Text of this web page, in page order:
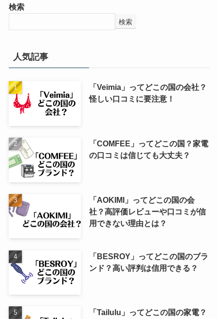
検索
検索
人気記事
「Veimia」ってどこの国の会社？
怪しい口コミに要注意！
「COMFEE」ってどこの国？家電
の口コミは信じても大丈夫？
「AOKIMI」ってどこの国の会
社？高評価レビューや口コミが信
用できない理由とは？
「BESROY」ってどこの国のブラ
ンド？高い評判は信用できる？
「Tailulu」ってどこの国の家電？